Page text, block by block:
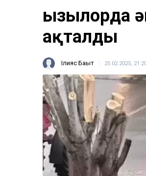
Қызылорда
ақталды
Ілияс Бақыт 25.02.2025,